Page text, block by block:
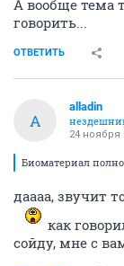
А вообще тема
говорить...
ОТВЕТИТЬ
A
alladin
24 ноября
Биоматериал
даааа, звучит
как
сойду, мне с